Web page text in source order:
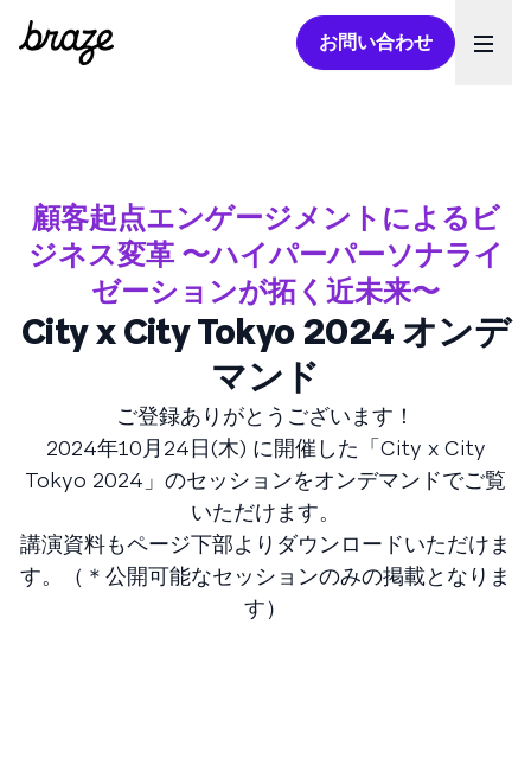
お問い合わせ
顧客起点エンゲージメントによるビ
ジネス変革 〜ハイパーパーソナライ
ゼーションが拓く近未来〜
City x City Tokyo 2024 オンデ
マンド
ご登録ありがとうございます！
2024年10月24日(木) に開催した「City x City
Tokyo 2024」のセッションをオンデマンドでご覧
いただけます。
講演資料もページ下部よりダウンロードいただけま
す。（＊公開可能なセッションのみの掲載となりま
す）